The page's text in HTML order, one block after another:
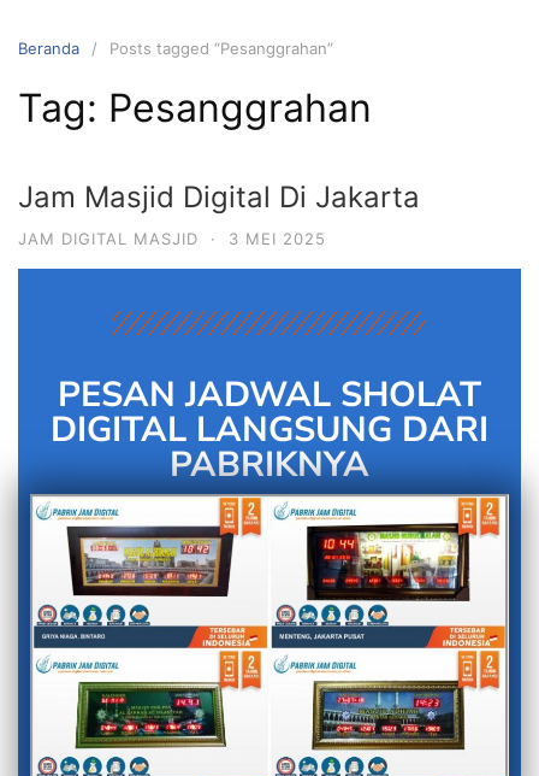
Beranda Posts tagged “Pesanggrahan”
Tag: Pesanggrahan
Jam Masjid Digital Di Jakarta
JAM DIGITAL MASJID · 3 MEI 2025
PESAN JADWAL SHOLAT
DIGITAL LANGSUNG DARI
PABRIKNYA